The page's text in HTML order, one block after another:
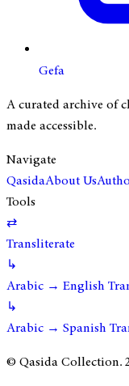
Gefa
A curated archive of
made accessible.
Navigate
QasidaAbout Us
Tools
⇄
Transliterate
↳
Arabic → English
↳
Arabic → Spanish
© Qasida Collection.